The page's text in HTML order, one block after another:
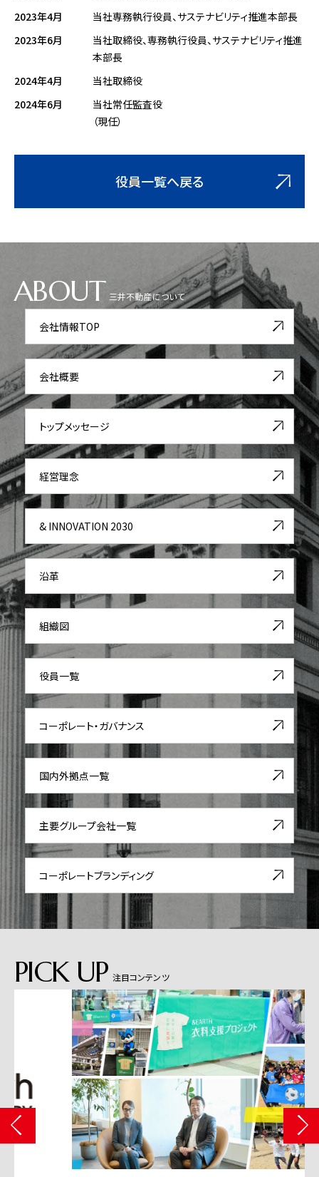
2023年4月
当社専務執行役員、サステナビリティ推進本部長
2023年6月
当社取締役、専務執行役員、サステナビリティ推進
本部長
2024年4月
当社取締役
2024年6月
当社常任監査役
（現任）
役員一覧へ戻る
ABOUT 三井不動産について
会社情報TOP
会社概要
トップメッセージ
経営理念
& INNOVATION 2030
沿革
組織図
役員一覧
コーポレート・ガバナンス
国内外拠点一覧
主要グループ会社一覧
コーポレートブランディング
PICK UP 注目コンテンツ